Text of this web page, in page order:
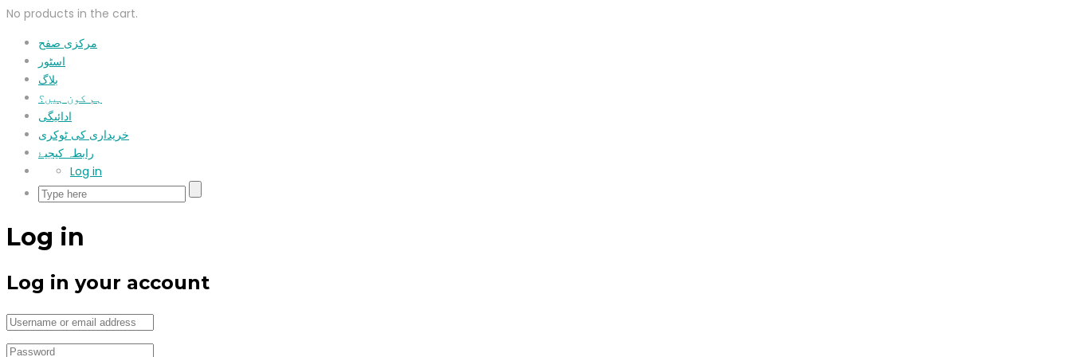
No products in the cart.
مرکزی صفح
اسٹور
بلاگ
ہم کون ہیں؟
ادائیگی
خریداری کی ٹوکری
رابطہ کیجیۓ
Log in
Log in
Log in your account